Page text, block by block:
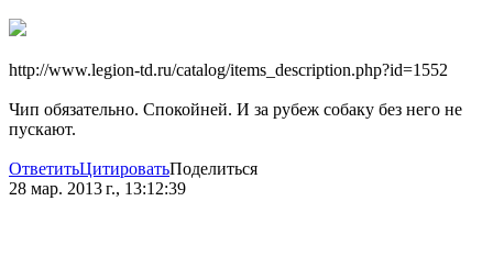
http://www.legion-td.ru/catalog/items_description.php?id=1552
Чип обязательно. Спокойней. И за рубеж собаку без него не
пускают.
ОтветитьЦитироватьПоделиться
28 мар. 2013 г., 13:12:39